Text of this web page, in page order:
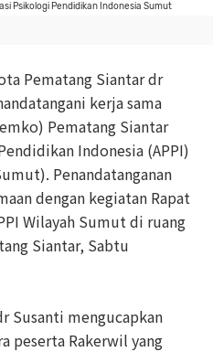
Psikologi Pendidikan Indonesia Sumut
Pematang Siantar dr
kerja sama
Pematang Siantar
Indonesia (APPI)
Penandatanganan
dengan kegiatan Rapat
Wilayah Sumut di ruang
Siantar, Sabtu
Susanti mengucapkan
peserta Rakerwil yang